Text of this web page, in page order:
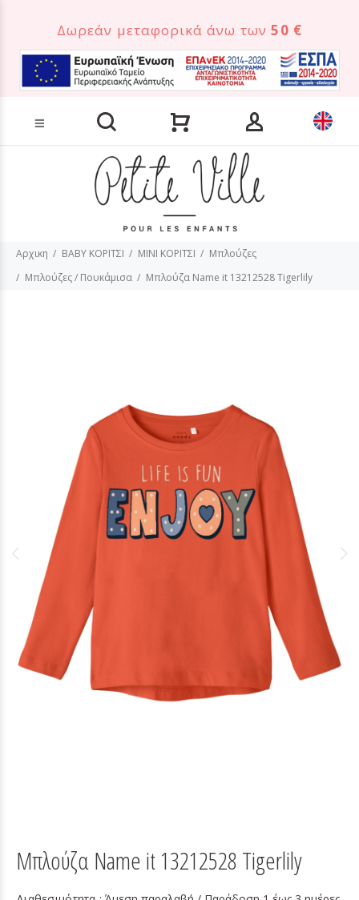
Δωρεάν μεταφορικά άνω των50 €
Αρχικη BABY ΚΟΡΙΤΣΙ MINI ΚΟΡΙΤΣΙ
Μπλούζες
Μπλούζες / Πουκάμισα
Μπλούζα Name it 13212528 Tigerlily
Μπλούζα Name it 13212528 Tigerlily